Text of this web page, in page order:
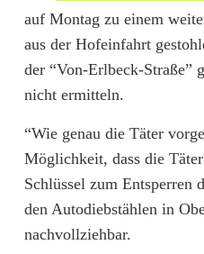
d
i
e
b
s
t
auf Montag zu einem
aus der Hofeinfahrt
der “Von-Erlbeck-Straße”
nicht ermitteln.
“Wie genau die Täter
Möglichkeit, dass die
Schlüssel zum Entsperren
den Autodiebstählen in
nachvollziehbar.